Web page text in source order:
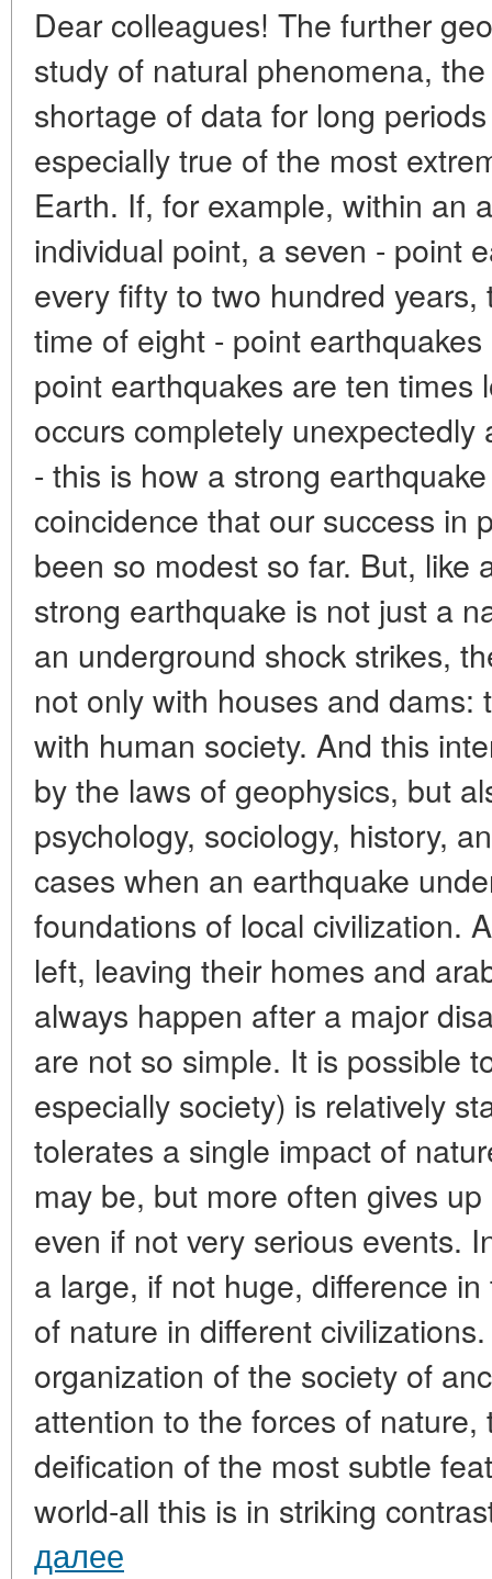
Dear colleagues! The further
study of natural phenomena,
shortage of data for long
especially true of the most
Earth. If, for example, within an
individual point, a seven - point
every fifty to two hundred
time of eight - point
point earthquakes are ten times
occurs completely
- this is how a strong
coincidence that our success in
been so modest so far. But, like
strong earthquake is not just a
an underground shock strikes,
not only with houses and dams:
with human society. And this
by the laws of geophysics, but
psychology, sociology, history,
cases when an earthquake
foundations of local civilization.
left, leaving their homes and
always happen after a major
are not so simple. It is possible
especially society) is relatively
tolerates a single impact of
may be, but more often gives
even if not very serious events.
a large, if not huge, difference
of nature in different
organization of the society of
attention to the forces of
deification of the most subtle
world-all this is in striking
далее